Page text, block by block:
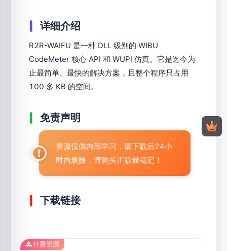
详细介绍
R2R-WAIFU 是一种 DLL 级别的 WIBU
CodeMeter 核心 API 和 WUPI 仿真。它是迄今为
止最简单、最快的解决方案，且整个程序只占用
100 多 KB 的空间。
免责声明
资源仅供内部学习，请下载后24小
时内删除，请购买正版最稳定！
下载链接
付费资源